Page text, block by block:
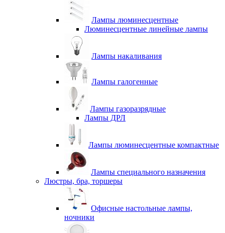
Лампы люминесцентные
Люминесцентные линейные лампы
Лампы накаливания
Лампы галогенные
Лампы газоразрядные
Лампы ДРЛ
Лампы люминесцентные компактные
Лампы специального назначения
Люстры, бра, торшеры
Офисные настольные лампы,
ночники